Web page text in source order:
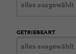
alles ausgewählt
GETRIEBEART
alles ausgewählt